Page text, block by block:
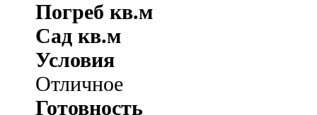
Погреб кв.м
Сад кв.м
Условия
Отличное
Готовность